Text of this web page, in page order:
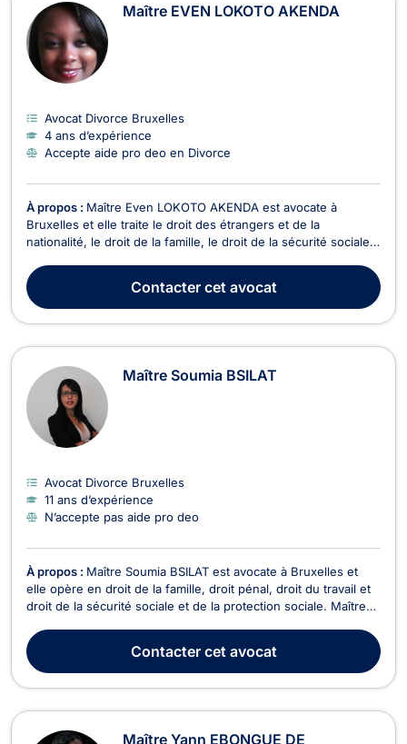
Maître EVEN LOKOTO AKENDA
Avocat Divorce Bruxelles
4 ans d’expérience
Accepte aide pro deo en Divorce
À propos : Maître Even LOKOTO AKENDA est avocate à
Bruxelles et elle traite le droit des étrangers et de la
nationalité, le droit de la famille, le droit de la sécurité sociale
des étrangers et de la nationalité, Maître Even LOKOTO
AKENDA s’occupe des contentieux touchan...
Contactercet avocat
Maître Soumia BSILAT
Avocat Divorce Bruxelles
11 ans d’expérience
N’accepte pas aide pro deo
À propos : Maître Soumia BSILAT est avocate à Bruxelles et
elle opère en droit de la famille, droit pénal, droit du travail et
droit de la sécurité sociale et de la protection sociale. Maître
dans votre procédure de divorce, de liquidation d’indivision ou
encore de constituti...Contactercet avocat
Maître Yann EBONGUE DE